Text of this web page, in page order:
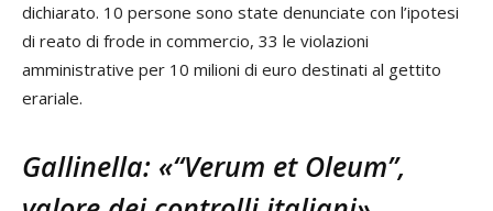
dichiarato. 10 persone sono state denunciate con l’ipotesi
di reato di frode in commercio, 33 le violazioni
amministrative per 10 milioni di euro destinati al gettito
erariale.
Gallinella: «“Verum et Oleum”,